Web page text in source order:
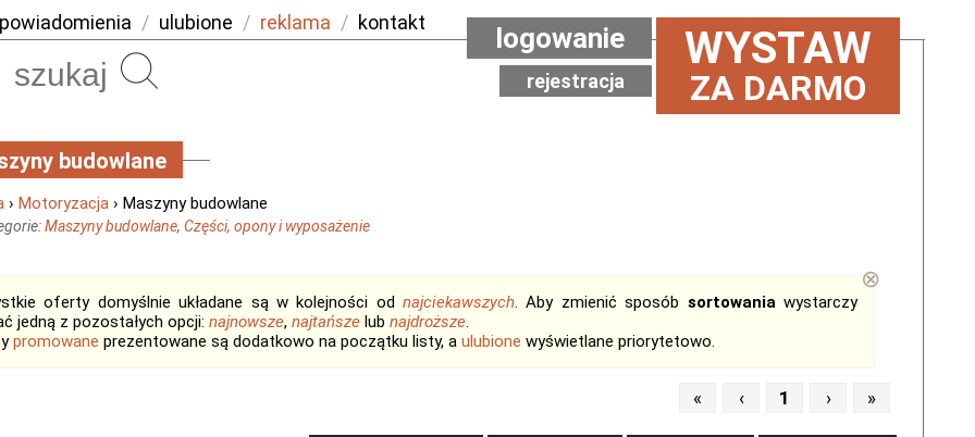
powiadomienia / ulubione / reklama / kontakt WYSTAW
ZA DARMO
logowanie
rejestracja
budowlane
› Motoryzacja › Maszyny budowlane
Maszyny budowlane, Części, opony i wyposażenie
oferty domyślnie układane są w kolejności odnajciekawszych. Aby zmienić sposób sortowaniawystarczy
jedną z pozostałych opcji: najnowsze, najtańsze lub najdroższe.
promowane prezentowane są dodatkowo na początku listy, a ulubione wyświetlane priorytetowo.
⊗
« ‹ 1 › »